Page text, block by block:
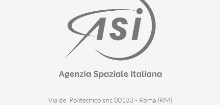
Via del Politecnico snc 00133 - Roma (RM)